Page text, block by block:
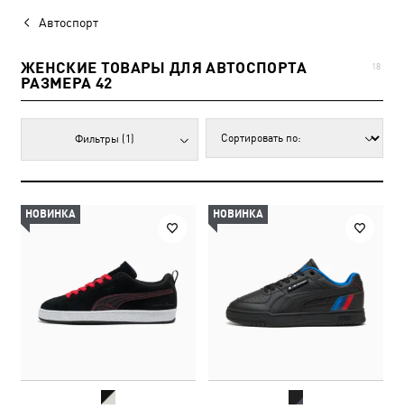
Автоспорт
ЖЕНСКИЕ ТОВАРЫ ДЛЯ АВТОСПОРТА
РАЗМЕРА 42
18
Фильтры (1)
НОВИНКА НОВИНКА